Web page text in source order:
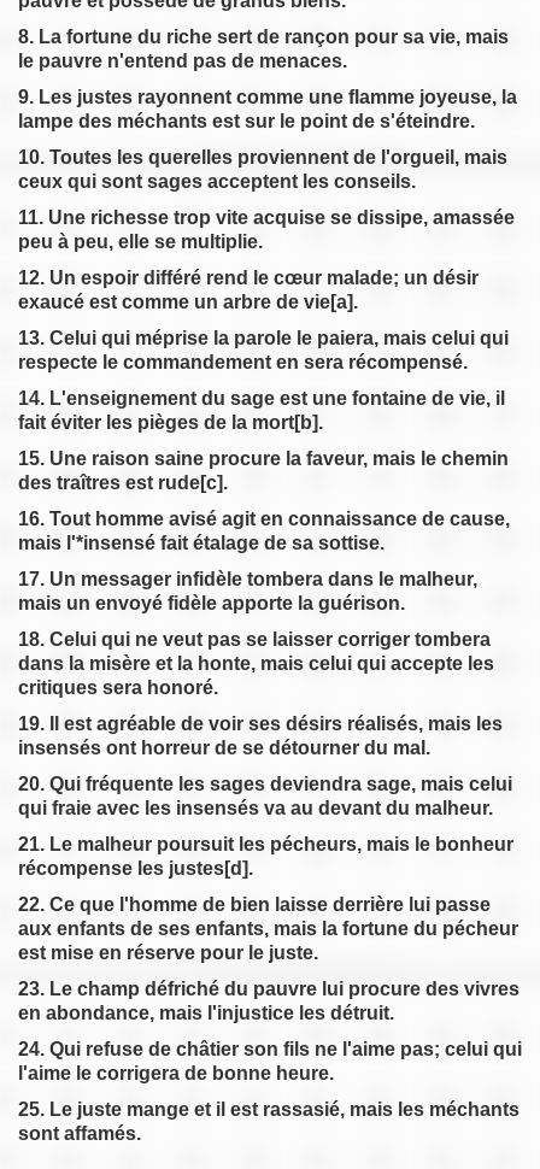
8. La fortune du riche sert de rançon pour sa vie, mais
le pauvre n'entend pas de menaces.
9. Les justes rayonnent comme une flamme joyeuse, la
lampe des méchants est sur le point de s'éteindre.
10. Toutes les querelles proviennent de l'orgueil, mais
ceux qui sont sages acceptent les conseils.
11. Une richesse trop vite acquise se dissipe, amassée
peu à peu, elle se multiplie.
12. Un espoir différé rend le cœur malade; un désir
exaucé est comme un arbre de vie[a].
13. Celui qui méprise la parole le paiera, mais celui qui
respecte le commandement en sera récompensé.
14. L'enseignement du sage est une fontaine de vie, il
fait éviter les pièges de la mort[b].
15. Une raison saine procure la faveur, mais le chemin
des traîtres est rude[c].
16. Tout homme avisé agit en connaissance de cause,
mais l'*insensé fait étalage de sa sottise.
17. Un messager infidèle tombera dans le malheur,
mais un envoyé fidèle apporte la guérison.
18. Celui qui ne veut pas se laisser corriger tombera
dans la misère et la honte, mais celui qui accepte les
critiques sera honoré.
19. Il est agréable de voir ses désirs réalisés, mais les
insensés ont horreur de se détourner du mal.
20. Qui fréquente les sages deviendra sage, mais celui
qui fraie avec les insensés va au devant du malheur.
21. Le malheur poursuit les pécheurs, mais le bonheur
récompense les justes[d].
22. Ce que l'homme de bien laisse derrière lui passe
aux enfants de ses enfants, mais la fortune du pécheur
est mise en réserve pour le juste.
23. Le champ défriché du pauvre lui procure des vivres
en abondance, mais l'injustice les détruit.
24. Qui refuse de châtier son fils ne l'aime pas; celui qui
l'aime le corrigera de bonne heure.
25. Le juste mange et il est rassasié, mais les méchants
sont affamés.